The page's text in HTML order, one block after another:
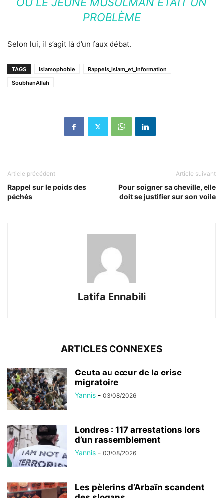
PROBLÈME
Selon lui, il s’agit là d’un faux débat.
TAGS Islamophobie
Rappels_islam_et_information
SoubhanAllah
Article précédent
Rappel sur le poids des
péchés
Article suivant
Pour soigner sa cheville, elle
doit se justifier sur son voile
Latifa Ennabili
ARTICLES CONNEXES
Ceuta au cœur de la crise
migratoire
Yannis - 03/08/2026
Londres : 117 arrestations lors
d’un rassemblement
Yannis - 03/08/2026
Les pèlerins d’Arbaïn scandent